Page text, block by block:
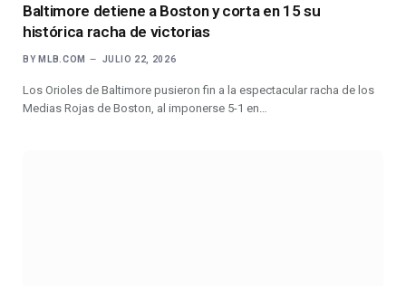
Baltimore detiene a Boston y corta en 15 su
histórica racha de victorias
BY MLB.COM JULIO 22, 2026
Los Orioles de Baltimore pusieron fin a la espectacular racha de los
Medias Rojas de Boston, al imponerse 5-1 en…